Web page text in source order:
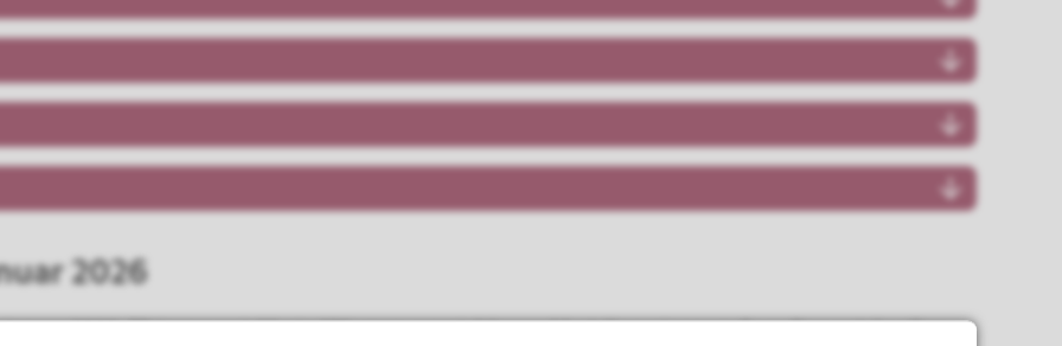
2026
2026. *Prisene er inklusiv 12% mva, og gjelder ved betaling gjennom FerryPay-avtale eller